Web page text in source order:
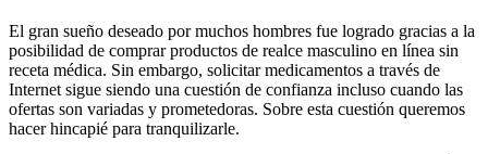
El gran sueño deseado por muchos hombres fue logrado gracias a la
posibilidad de comprar productos de realce masculino en línea sin
receta médica. Sin embargo, solicitar medicamentos a través de
Internet sigue siendo una cuestión de confianza incluso cuando las
ofertas son variadas y prometedoras. Sobre esta cuestión queremos
hacer hincapié para tranquilizarle.